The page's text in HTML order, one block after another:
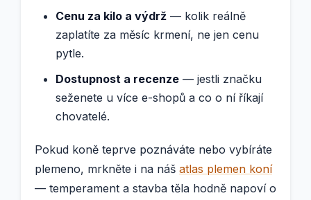
Cenu za kilo a výdrž — kolik reálně
zaplatíte za měsíc krmení, ne jen cenu
pytle.
Dostupnost a recenze — jestli značku
seženete u více e-shopů a co o ní říkají
chovatelé.
Pokud koně teprve poznáváte nebo vybíráte
plemeno, mrkněte i na náš atlas plemen koní
— temperament a stavba těla hodně napoví o